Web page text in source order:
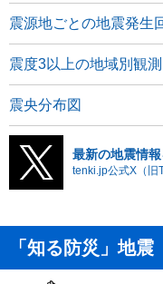
震源地ごとの地震発生
震度3以上の地域別観
震央分布図
最新の地震情
tenki.jp公式X（旧
「知る防災」地震